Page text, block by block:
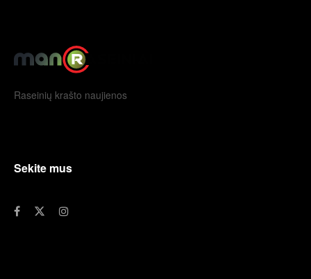
Raseinių krašto naujienos
Sekite mus